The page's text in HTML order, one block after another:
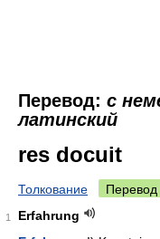
Перевод: с
латинский
res docuit
Толкование Перевод
1
Erfahrung